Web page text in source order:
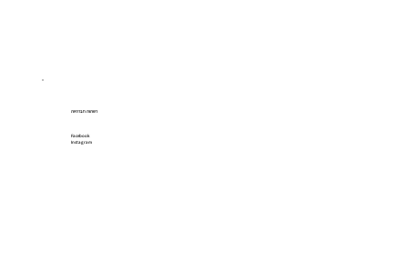
רשתות חברתיות
Facebook
Instagram